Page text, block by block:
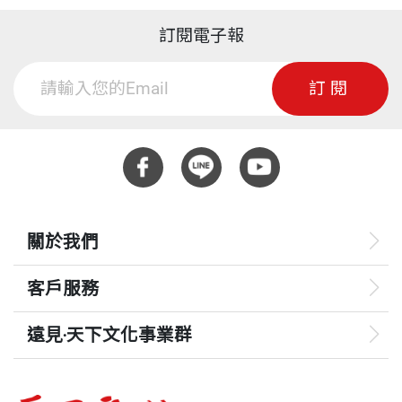
訂閱電子報
訂閱
關於我們
客戶服務
遠見‧天下文化事業群